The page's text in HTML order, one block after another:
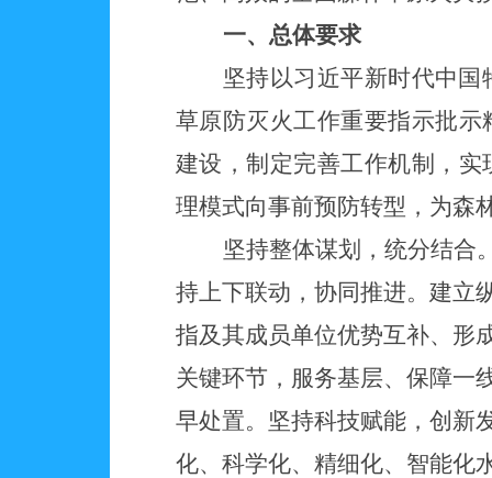
一、总体要求
坚持以习近平新时代中
草原防灭火工作重要指示批
建设，制定完善工作机制，
理模式向事前预防转型，为森
坚持整体谋划，统分结合
持上下联动，协同推进。建立
指及其成员单位优势互补、形
关键环节，服务基层、保障一
早处置。坚持科技赋能，创新
化、科学化、精细化、智能化